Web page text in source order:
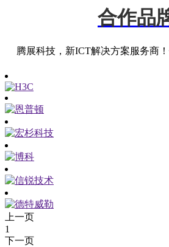
合作品
腾展科技，新ICT解决方案服务商
上一页
1
下一页